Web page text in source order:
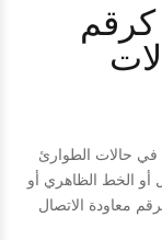
في حالات الطوارئ
أو الخط الظاهري أو
معاودة الاتصال